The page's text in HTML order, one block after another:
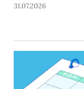
combina datos
31.07.2026